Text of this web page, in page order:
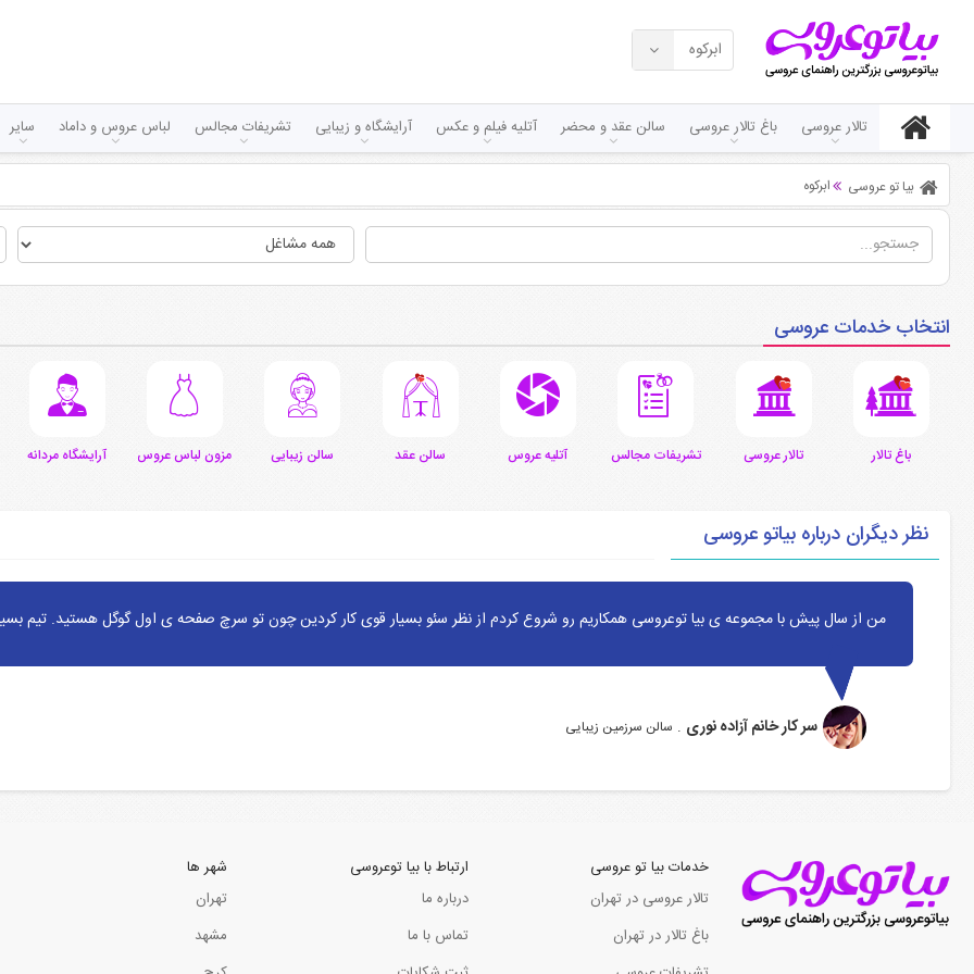
ابرکوه
تالار عروسی باغ تالار عروسی سالن عقد و محضر آتلیه فیلم و عکس آرایشگاه و زیبایی تشریفات مجالس لباس عروس و داماد سایر
بیا تو عروسی ابرکوه
انتخاب خدمات عروسی
باغ تالار تالار عروسی تشریفات مجالس آتلیه عروس سالن عقد سالن زیبایی مزون لباس عروس آرایشگاه مردانه
نظر دیگران درباره بیاتو عروسی
من از سال پیش با مجموعه ی بیا توعروسی همکاریم رو شروع کردم از نظر سئو بسیار قوی کار کردین چون تو سرچ صفحه ی اول گوگل هستید. تیم
سر کار خانم آزاده نوری . سالن سرزمین زیبایی
خدمات بیا تو عروسی
تالار عروسی در تهران
باغ تالار در تهران
ارتباط با بیا توعروسی
درباره ما
تماس با ما
شهر ها
تهران
مشهد